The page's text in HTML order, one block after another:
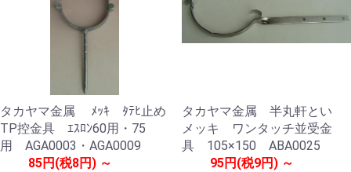
タカヤマ金属 ﾒｯｷ ﾀﾃﾋ止め
TP控金具 ｴｽﾛﾝ60用・75
用 AGA0003・AGA0009
85円(税8円) ～
タカヤマ金属 半丸軒とい
メッキ ワンタッチ並受金
具 105×150 ABA0025
95円(税9円) ～